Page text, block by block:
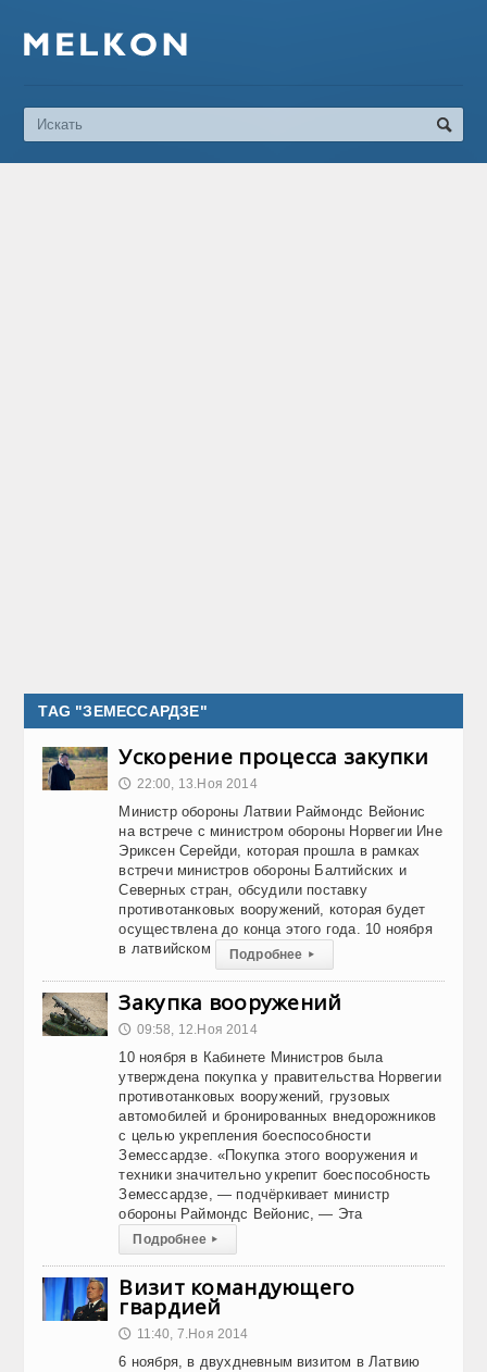
TAG "ЗЕМЕССАРДЗЕ"
Ускорение процесса закупки
🕔 22:00, 13.Ноя 2014
Министр обороны Латвии Раймондс Вейонис
на встрече с министром обороны Норвегии Ине
Эриксен Серейди, которая прошла в рамках
встречи министров обороны Балтийских и
Северных стран, обсудили поставку
противотанковых вооружений, которая будет
осуществлена до конца этого года. 10 ноября
в латвийском
Подробнее ▸
Закупка вооружений
🕔 09:58, 12.Ноя 2014
10 ноября в Кабинете Министров была
утверждена покупка у правительства Норвегии
противотанковых вооружений, грузовых
автомобилей и бронированных внедорожников
с целью укрепления боеспособности
Земессардзе. «Покупка этого вооружения и
техники значительно укрепит боеспособность
Земессардзе, — подчёркивает министр
обороны Раймондс Вейонис, — Эта
Подробнее ▸
Визит командующего
гвардией
🕔 11:40, 7.Ноя 2014
6 ноября, в двухдневным визитом в Латвию